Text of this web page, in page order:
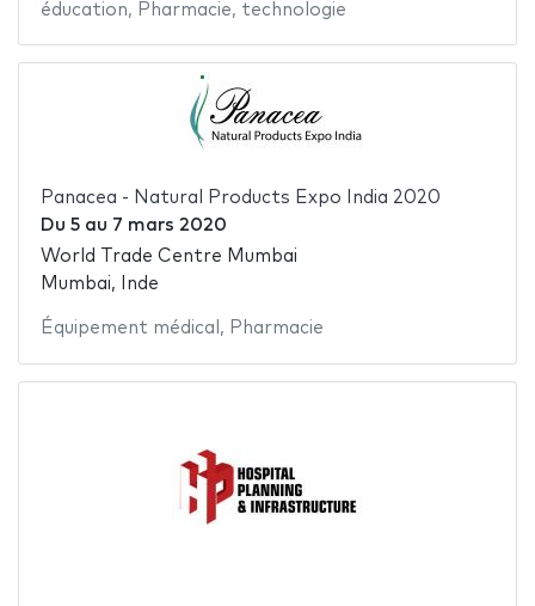
éducation, Pharmacie, technologie
Panacea - Natural Products Expo India 2020
Du 5au 7 mars 2020
World Trade Centre Mumbai
Mumbai, Inde
Équipement médical , Pharmacie